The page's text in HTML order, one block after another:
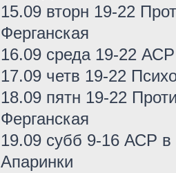
15.09 вторн 19-22
Ферганская
16.09 среда 19-22
17.09 четв 19-22
18.09 пятн 19-22
Ферганская
19.09 субб 9-16 АСР в
Апаринки